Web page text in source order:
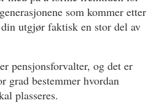
som kommer etter
utgjør faktisk en stor del av
pensjonsforvalter, og det er
grad bestemmer hvordan
plasseres.